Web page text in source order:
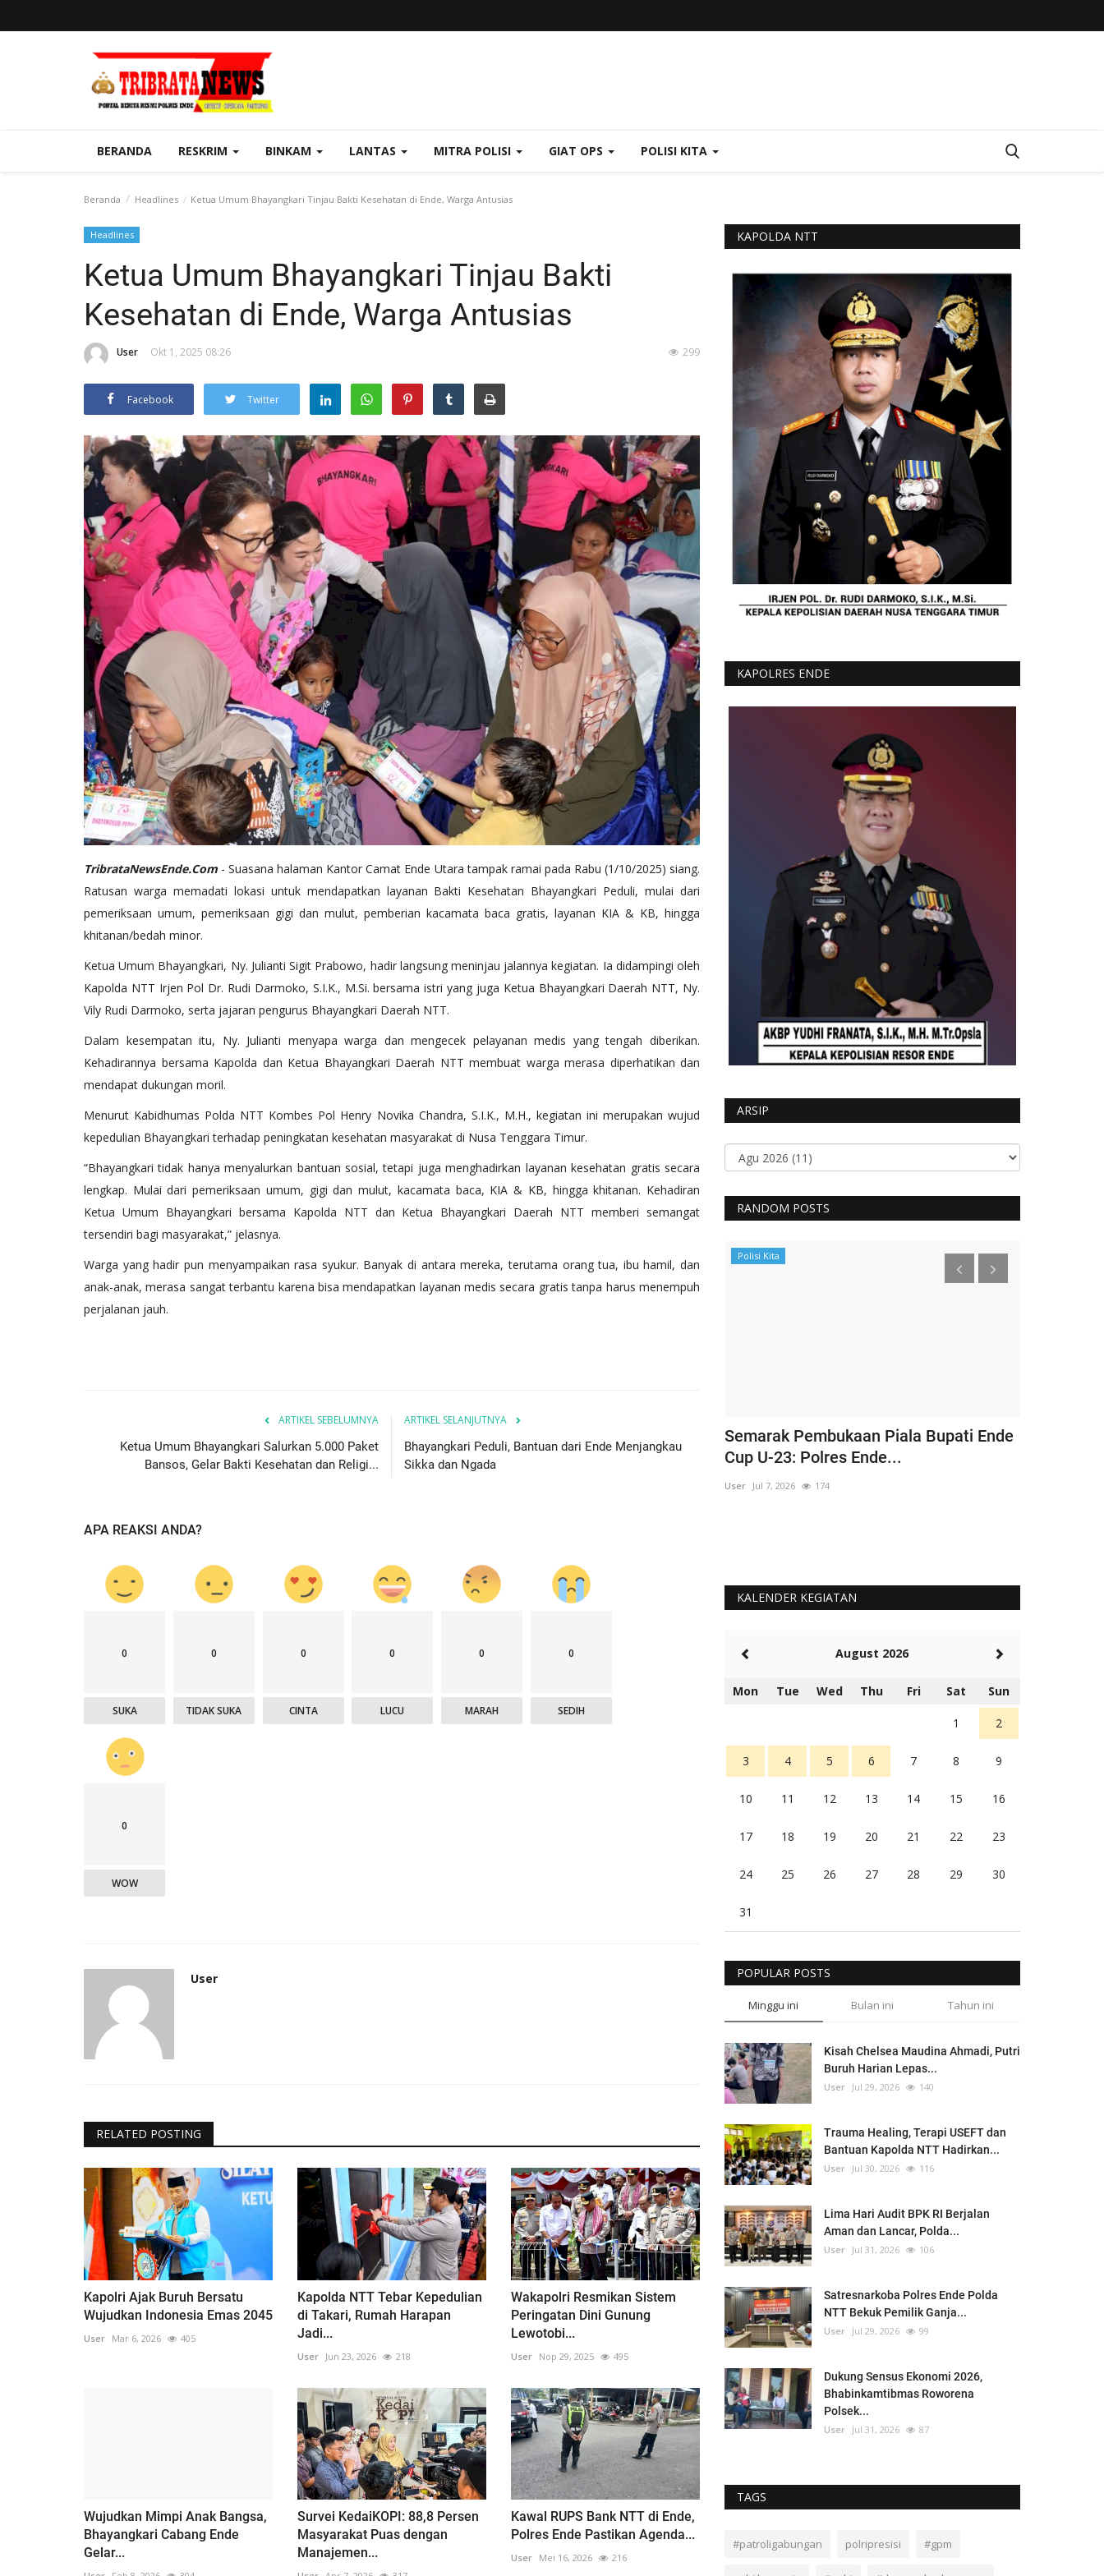
BERANDA RESKRIM BINKAM LANTAS MITRA POLISI GIAT OPS POLISI KITA
Beranda Headlines Ketua Umum Bhayangkari Tinjau Bakti Kesehatan di Ende, Warga Antusias
Headlines
Ketua Umum Bhayangkari Tinjau Bakti
Kesehatan di Ende, Warga Antusias
User Okt 1, 2025 08:26 299
Facebook Twitter
TribrataNewsEnde.Com - Suasana halaman Kantor Camat Ende Utara tampak ramai pada Rabu (1/10/2025) siang.
Ratusan warga memadati lokasi untuk mendapatkan layanan Bakti Kesehatan Bhayangkari Peduli, mulai dari
pemeriksaan umum, pemeriksaan gigi dan mulut, pemberian kacamata baca gratis, layanan KIA & KB, hingga
khitanan/bedah minor.
Ketua Umum Bhayangkari, Ny. Julianti Sigit Prabowo, hadir langsung meninjau jalannya kegiatan. Ia didampingi oleh
Kapolda NTT Irjen Pol Dr. Rudi Darmoko, S.I.K., M.Si. bersama istri yang juga Ketua Bhayangkari Daerah NTT, Ny.
Vily Rudi Darmoko, serta jajaran pengurus Bhayangkari Daerah NTT.
Dalam kesempatan itu, Ny. Julianti menyapa warga dan mengecek pelayanan medis yang tengah diberikan.
Kehadirannya bersama Kapolda dan Ketua Bhayangkari Daerah NTT membuat warga merasa diperhatikan dan
mendapat dukungan moril.
Menurut Kabidhumas Polda NTT Kombes Pol Henry Novika Chandra, S.I.K., M.H., kegiatan ini merupakan wujud
kepedulian Bhayangkari terhadap peningkatan kesehatan masyarakat di Nusa Tenggara Timur.
“Bhayangkari tidak hanya menyalurkan bantuan sosial, tetapi juga menghadirkan layanan kesehatan gratis secara
lengkap. Mulai dari pemeriksaan umum, gigi dan mulut, kacamata baca, KIA & KB, hingga khitanan. Kehadiran
Ketua Umum Bhayangkari bersama Kapolda NTT dan Ketua Bhayangkari Daerah NTT memberi semangat
tersendiri bagi masyarakat,” jelasnya.
Warga yang hadir pun menyampaikan rasa syukur. Banyak di antara mereka, terutama orang tua, ibu hamil, dan
anak-anak, merasa sangat terbantu karena bisa mendapatkan layanan medis secara gratis tanpa harus menempuh
perjalanan jauh.
ARTIKEL SEBELUMNYA
Ketua Umum Bhayangkari Salurkan 5.000 Paket
Bansos, Gelar Bakti Kesehatan dan Religi...
ARTIKEL SELANJUTNYA
Bhayangkari Peduli, Bantuan dari Ende Menjangkau
Sikka dan Ngada
APA REAKSI ANDA?
0
SUKA
0
TIDAK SUKA
0
CINTA
0
LUCU
0
MARAH
0
SEDIH
0
WOW
User
RELATED POSTING
Kapolri Ajak Buruh Bersatu
Wujudkan Indonesia Emas 2045
User Mar 6, 2026 405
Kapolda NTT Tebar Kepedulian
di Takari, Rumah Harapan
Jadi...
User Jun 23, 2026 218
Wakapolri Resmikan Sistem
Peringatan Dini Gunung
Lewotobi...
User Nop 29, 2025 495
Wujudkan Mimpi Anak Bangsa,
Bhayangkari Cabang Ende
Gelar...
Survei KedaiKOPI: 88,8 Persen
Masyarakat Puas dengan
Manajemen...
Kawal RUPS Bank NTT di Ende,
Polres Ende Pastikan Agenda...
User Mei 16, 2026 216
KAPOLDA NTT
KAPOLRES ENDE
ARSIP
RANDOM POSTS
Polri Untuk Masyarakat, Polres Ende
Bantu Distribusikan...
mendistribusikan Bantuan Kemanusiaan...
Siap Amankan Event Internasional,
Polres Ende Gelar Apel...
Polisi Kita
Semarak Pembukaan Piala Bupati Ende
Cup U-23: Polres Ende...
User Jul 7, 2026 174
KALENDER KEGIATAN
August 2026
Mon Tue Wed Thu Fri Sat Sun
1 2
3 4 5 6 7 8 9
10 11 12 13 14 15 16
17 18 19 20 21 22 23
24 25 26 27 28 29 30
31
POPULAR POSTS
Minggu ini Bulan ini Tahun ini
Kisah Chelsea Maudina Ahmadi, Putri
Buruh Harian Lepas...
User Jul 29, 2026 140
Trauma Healing, Terapi USEFT dan
Bantuan Kapolda NTT Hadirkan...
User Jul 30, 2026 116
Lima Hari Audit BPK RI Berjalan
Aman dan Lancar, Polda...
User Jul 31, 2026 106
Satresnarkoba Polres Ende Polda
NTT Bekuk Pemilik Ganja...
User Jul 29, 2026 99
Dukung Sensus Ekonomi 2026,
Bhabinkamtibmas Roworena
Polsek...
User Jul 31, 2026 87
TAGS
#patroligabungan polripresisi #gpm